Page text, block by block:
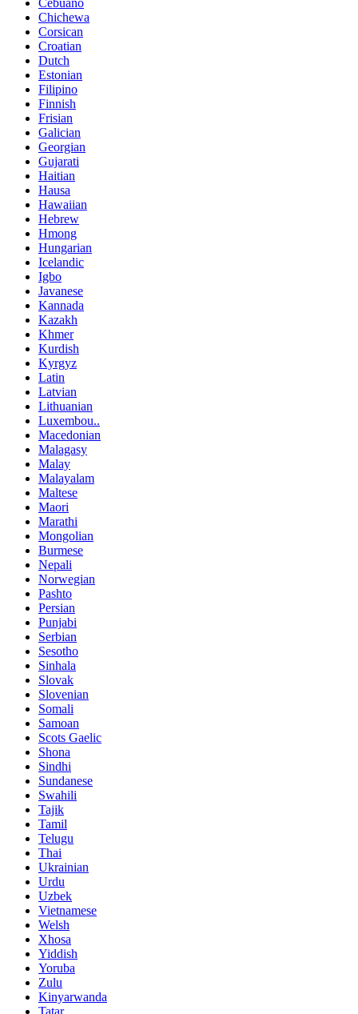
Chichewa
Corsican
Croatian
Dutch
Estonian
Filipino
Finnish
Frisian
Galician
Georgian
Gujarati
Haitian
Hausa
Hawaiian
Hebrew
Hmong
Hungarian
Icelandic
Igbo
Javanese
Kannada
Kazakh
Khmer
Kurdish
Kyrgyz
Latin
Latvian
Lithuanian
Luxembou..
Macedonian
Malagasy
Malay
Malayalam
Maltese
Maori
Marathi
Mongolian
Burmese
Nepali
Norwegian
Pashto
Persian
Punjabi
Serbian
Sesotho
Sinhala
Slovak
Slovenian
Somali
Samoan
Scots Gaelic
Shona
Sindhi
Sundanese
Swahili
Tajik
Tamil
Telugu
Thai
Ukrainian
Urdu
Uzbek
Vietnamese
Welsh
Xhosa
Yiddish
Yoruba
Zulu
Kinyarwanda
Tatar